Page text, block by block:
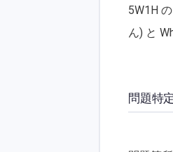
5W1H
ん) と
問題特